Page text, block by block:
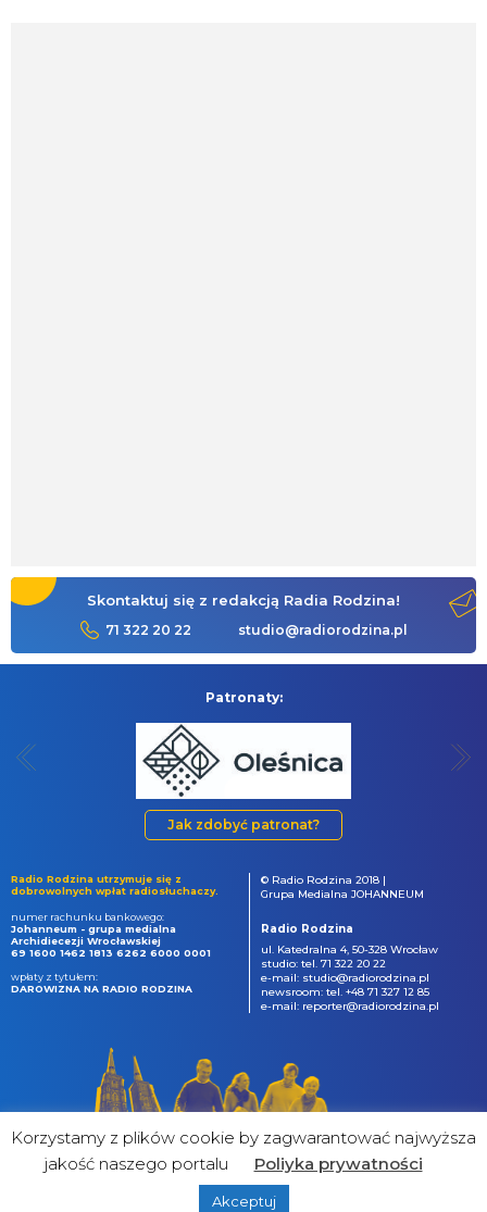
Skontaktuj się z redakcją Radia Rodzina!
71 322 20 22 studio@radiorodzina.pl
Patronaty:
Jak zdobyć patronat?
Radio Rodzina utrzymuje się z
dobrowolnych wpłat radiosłuchaczy.
numer rachunku bankowego:
Johanneum - grupa medialna
Archidiecezji Wrocławskiej
69 1600 1462 1813 6262 6000 0001
wpłaty z tytułem:
DAROWIZNA NA RADIO RODZINA
© Radio Rodzina 2018 |
Grupa Medialna JOHANNEUM
Radio Rodzina
ul. Katedralna 4, 50-328 Wrocław
studio: tel. 71 322 20 22
e-mail: studio@radiorodzina.pl
newsroom: tel. +48 71 327 12 85
e-mail: reporter@radiorodzina.pl
&
Korzystamy z plików cookie by zagwarantować najwyższa
jakość naszego portalu
Poliyka prywatności
Akceptuj